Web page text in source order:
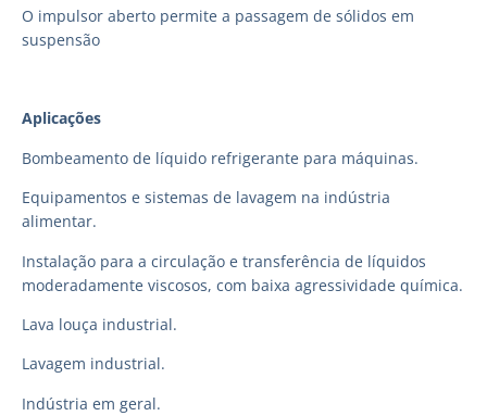
O impulsor aberto permite a passagem de sólidos em
suspensão
Aplicações
Bombeamento de líquido refrigerante para máquinas.
Equipamentos e sistemas de lavagem na indústria
alimentar.
Instalação para a circulação e transferência de líquidos
moderadamente viscosos, com baixa agressividade química.
Lava louça industrial.
Lavagem industrial.
Indústria em geral.